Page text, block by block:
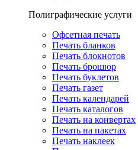
Полиграфические услуги
Офсетная печать
Печать бланков
Печать блокнотов
Печать брошюр
Печать буклетов
Печать газет
Печать календарей
Печать каталогов
Печать на конвертах
Печать на пакетах
Печать наклеек